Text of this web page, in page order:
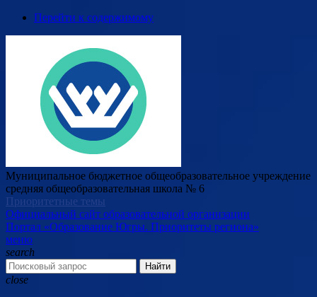
Перейти к содержимому
Муниципальное бюджетное общеобразовательное учреждение
средняя общеобразовательная школа № 6
Приоритетные темы
Официальный сайт образовательной организации
Портал «Образование Югры. Приоритеты региона»
меню
search
Найти
close